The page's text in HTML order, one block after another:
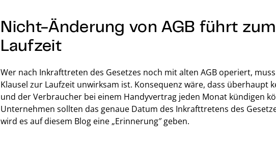
Nicht-Änderung von AGB führt
Laufzeit
Wer nach Inkrafttreten des Gesetzes noch mit alten AGB operiert,
Klausel zur Laufzeit unwirksam ist. Konsequenz wäre, dass überhaupt
und der Verbraucher bei einem Handyvertrag jeden Monat kündigen
Unternehmen sollten das genaue Datum des Inkrafttretens des
wird es auf diesem Blog eine „Erinnerung″ geben.